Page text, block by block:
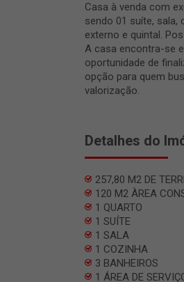
Casa à venda com
sendo 01 suíte, sala,
externo e quintal.
A casa encontra-se
oportunidade de
opção para quem
valorização.
Detalhes do
257,80 M2 DE
120 M2 ÀREA
1 QUARTO
1 SUÍTE
1 SALA
1 COZINHA
3 BANHEIROS
1 ÁREA DE